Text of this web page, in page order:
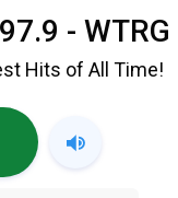
- WTRG
Hits of All Time!